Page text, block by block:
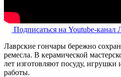
Подписаться на Youtube-канал
Лаврские гончары бережно
ремесла. В керамической
лет изготовляют посуду, игрушки
работы.